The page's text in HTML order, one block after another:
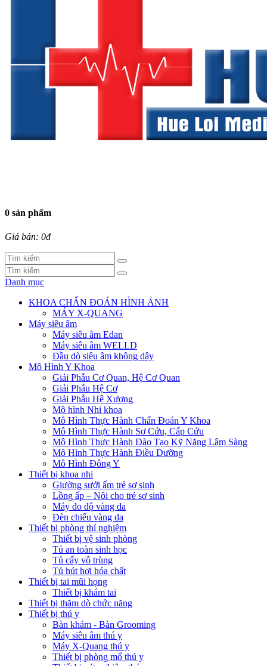
0 sản phẩm
Giá bán: 0đ
Danh mục
KHOA CHẨN ĐOÁN HÌNH ẢNH
MÁY X-QUANG
Máy siêu âm
Máy siêu âm Edan
Máy siêu âm WELLD
Đầu dò siêu âm không dây
Mô Hình Y Khoa
Giải Phẫu Cơ Quan, Hệ Cơ Quan
Giải Phẫu Hệ Cơ
Giải Phẫu Hệ Xương
Mô hình Nhi khoa
Mô Hình Thực Hành Chẩn Đoán Y Khoa
Mô Hình Thực Hành Sơ Cứu, Cấp Cứu
Mô Hình Thực Hành Đào Tạo Kỹ Năng Lâm Sàng
Mô Hình Thực Hành Điều Dưỡng
Mô Hình Đông Y
Thiết bị khoa nhi
Giường sưởi ấm trẻ sơ sinh
Lồng ấp – Nôi cho trẻ sơ sinh
Máy đo độ vàng da
Đèn chiếu vàng da
Thiết bị phòng thí nghiệm
Thiết bị vệ sinh phòng
Tủ an toàn sinh học
Tủ cấy vô trùng
Tủ hút hơi hóa chất
Thiết bị tai mũi họng
Thiết bị khám tai
Thiết bị thăm dò chức năng
Thiết bị thú y
Bàn khám - Bàn Grooming
Máy siêu âm thú y
Máy X-Quang thú y
Thiết bị phòng mổ thú y